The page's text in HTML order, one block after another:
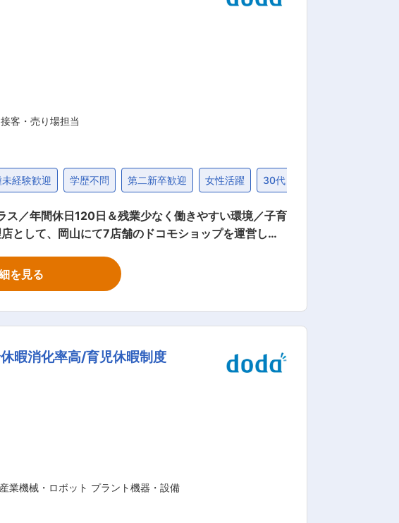
2~3％と非常に働きやすい環境です。 変更の範
客・売り場担当
経験歓迎 学歴不問 第二新卒歓迎 女性活躍 30代
／年間休日120日＆残業少なく働きやすい環境／子育
す。配属後は来店する顧客に対し、上記記載の業務
商品入荷連絡等を行います。 18：00に閉店するので
リア統括責任者へのキャリアとして、管理本部職、
また、より現場に近い所で活躍したい方には、店舗
を見る
暇消化率高/育児休暇制度
業機械・ロボット プラント機器・設備